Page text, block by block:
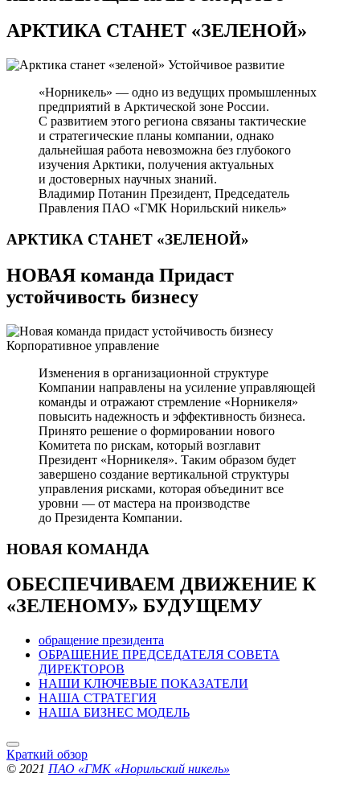
АРКТИКА СТАНЕТ «ЗЕЛЕНОЙ»
Устойчивое развитие
«Норникель» — одно из ведущих промышленных
предприятий в Арктической зоне России.
С развитием этого региона связаны тактические
и стратегические планы компании, однако
дальнейшая работа невозможна без глубокого
изучения Арктики, получения актуальных
и достоверных научных знаний.
Владимир Потанин Президент, Председатель
Правления ПАО «ГМК Норильский никель»
АРКТИКА СТАНЕТ «ЗЕЛЕНОЙ»
НОВАЯ команда Придаст
устойчивость бизнесу
Корпоративное управление
Изменения в организационной структуре
Компании направлены на усиление управляющей
команды и отражают стремление «Норникеля»
повысить надежность и эффективность бизнеса.
Принято решение о формировании нового
Комитета по рискам, который возглавит
Президент «Норникеля». Таким образом будет
завершено создание вертикальной структуры
управления рисками, которая объединит все
уровни — от мастера на производстве
до Президента Компании.
НОВАЯ КОМАНДА
ОБЕСПЕЧИВАЕМ ДВИЖЕНИЕ К
«ЗЕЛЕНОМУ» БУДУЩЕМУ
обращение президента
ОБРАЩЕНИЕ ПРЕДСЕДАТЕЛЯ СОВЕТА
ДИРЕКТОРОВ
НАШИ КЛЮЧЕВЫЕ ПОКАЗАТЕЛИ
НАША СТРАТЕГИЯ
НАША БИЗНЕС МОДЕЛЬ
Краткий обзор
© 2021 ПАО «ГМК «Норильский никель»